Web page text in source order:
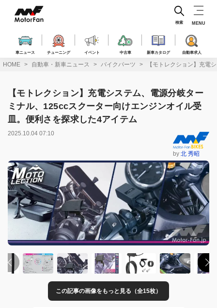
ス
車ニュース チューニング イベント 中古車 新車カタログ 自動車求人
検索 MENU
HOME 自動車・新車ニュース バイクパーツ 【モトレクション】充電
【モトレクション】充電システム、電源分岐ター
ミナル、125ccスクーター向けエンジンオイル受
皿。便利さを探求した4アイテム
2025.10.04 07:10
by北 秀昭
この記事の画像をもっと見る（全15枚）